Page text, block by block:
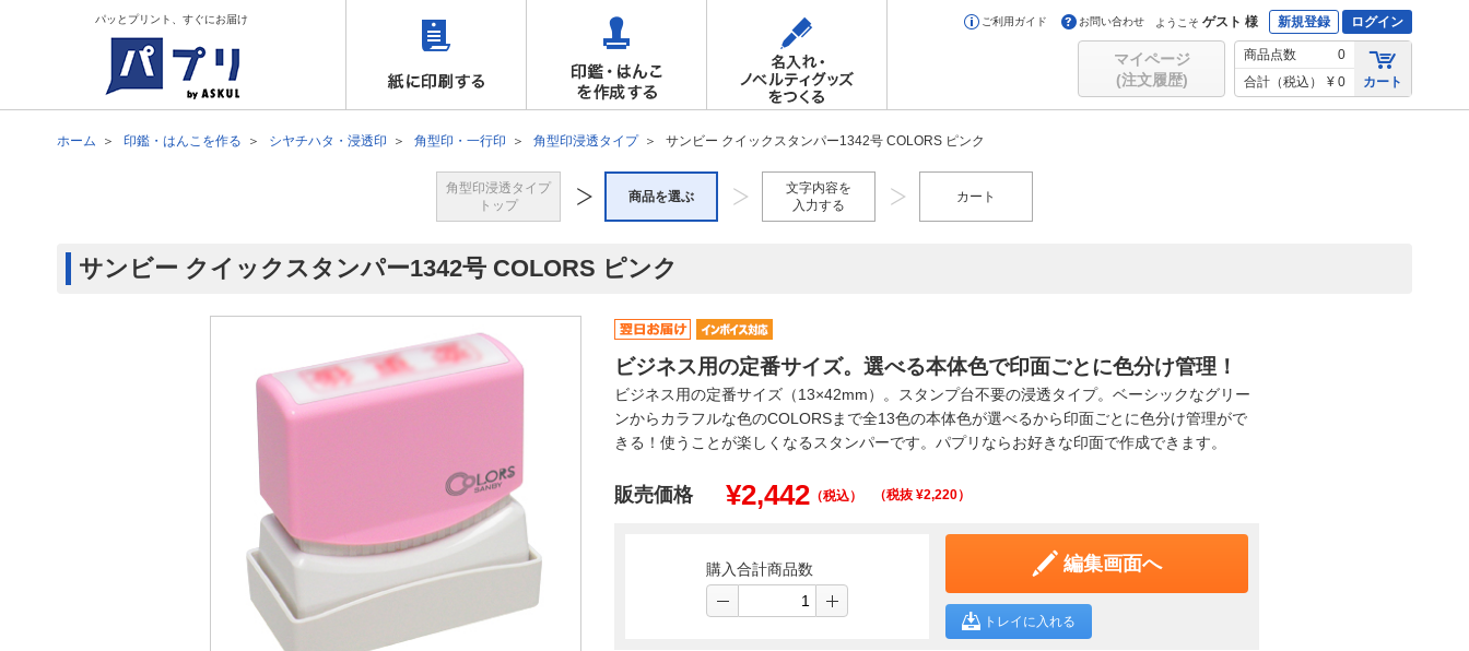
パッとプリント、すぐにお届け ご利用ガイド お問い合わせ ようこそ ゲスト 様 新規登録 ログイン
マイページ
(注文履歴)
商品点数
0
合計（税込）
¥ 0 カート
ホーム 印鑑・はんこを作る シヤチハタ・浸透印 角型印・一行印 角型印浸透タイプ サンビー クイックスタンパー1342号 COLORS ピンク
角型印浸透タイプ
トップ
商品を選ぶ
文字内容を
入力する
カート
サンビー クイックスタンパー1342号 COLORS ピンク
ビジネス用の定番サイズ。選べる本体色で印面ごとに色分け管理！
ビジネス用の定番サイズ（13×42mm）。スタンプ台不要の浸透タイプ。ベーシックなグリー
ンからカラフルな色のCOLORSまで全13色の本体色が選べるから印面ごとに色分け管理がで
きる！使うことが楽しくなるスタンパーです。パプリならお好きな印面で作成できます。
販売価格 ¥2,442 （税込） （税抜 ¥2,220）
購入合計商品数 編集画面へ
トレイに入れる